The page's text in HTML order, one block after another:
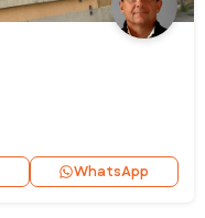
WhatsApp